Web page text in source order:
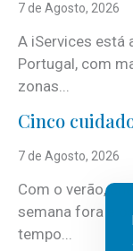
7 de Agosto, 2026
A iServices está
Portugal, com
zonas...
Cinco
7 de Agosto, 2026
Com o verão,
semana fora e
tempo...